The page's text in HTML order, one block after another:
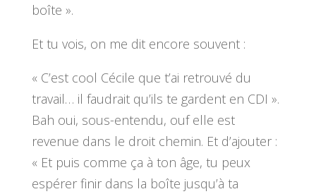
boîte ».
Et tu vois, on me dit encore souvent :
« C’est cool Cécile que t’ai retrouvé du
travail… il faudrait qu’ils te gardent en CDI ».
Bah oui, sous-entendu, ouf elle est
revenue dans le droit chemin. Et d’ajouter :
« Et puis comme ça à ton âge, tu peux
espérer finir dans la boîte jusqu’à ta